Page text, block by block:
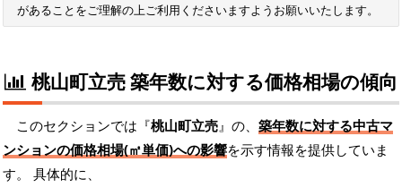
があることをご理解の上ご利用くださいますようお願いいたします。
桃山町立売 築年数に対する価格相場の傾向
このセクションでは『桃山町立売』の、 築年数に対する中古マ
ンションの価格相場(㎡単価)への影響を示す情報を提供していま
す。 具体的に、